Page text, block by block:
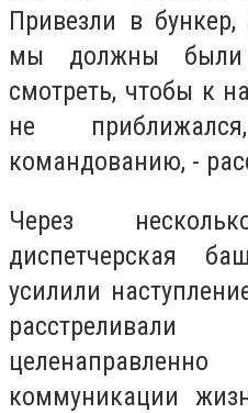
Привезли в
мы должны были
смотреть, чтобы к
не
командованию, -
Через
диспетчерская
усилили
коммуникации